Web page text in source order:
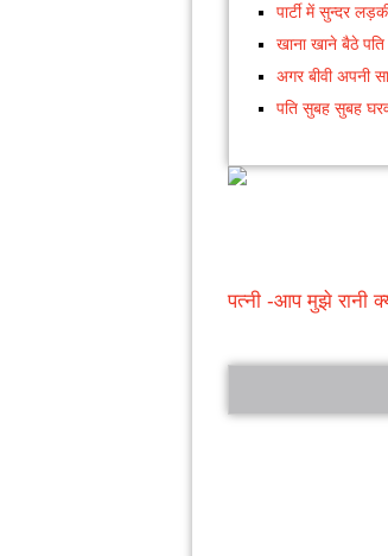
पार्टी में सुन्दर
खाना खाने बैठे
अगर बीवी अपनी
पति सुबह सुबह
पत्नी -आप मुझे रानी